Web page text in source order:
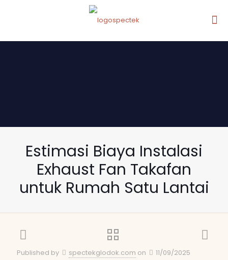
Estimasi Biaya Instalasi
Exhaust Fan Takafan
untuk Rumah Satu Lantai
Published by spectekglodok.com on 11/09/2025